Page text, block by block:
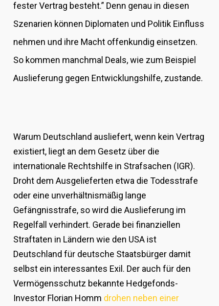
fester Vertrag besteht.” Denn genau in diesen
Szenarien können Diplomaten und Politik Einfluss
nehmen und ihre Macht offenkundig einsetzen.
So kommen manchmal Deals, wie zum Beispiel
Auslieferung gegen Entwicklungshilfe, zustande.
Warum Deutschland ausliefert, wenn kein Vertrag
existiert, liegt an dem Gesetz über die
internationale Rechtshilfe in Strafsachen (IGR).
Droht dem Ausgelieferten etwa die Todesstrafe
oder eine unverhältnismäßig lange
Gefängnisstrafe, so wird die Auslieferung im
Regelfall verhindert. Gerade bei finanziellen
Straftaten in Ländern wie den USA ist
Deutschland für deutsche Staatsbürger damit
selbst ein interessantes Exil. Der auch für den
Vermögensschutz bekannte Hedgefonds-
Investor Florian Homm drohen neben einer